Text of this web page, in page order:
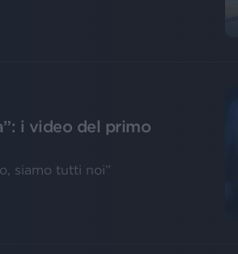
i video del primo
siamo tutti noi”